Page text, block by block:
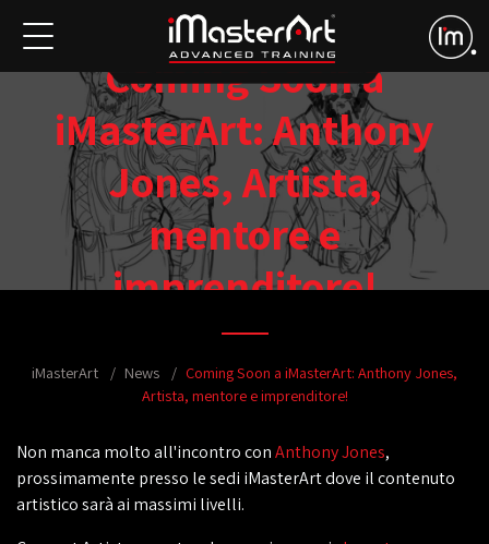
Coming Soon a
iMasterArt: Anthony
Jones, Artista,
mentore e
imprenditore!
iMasterArt News
Coming Soon a iMasterArt: Anthony Jones,
Artista, mentore e imprenditore!
Non manca molto all'incontro conAnthony Jones,
prossimamente presso le sedi iMasterArt dove il contenuto
artistico sarà ai massimi livelli.